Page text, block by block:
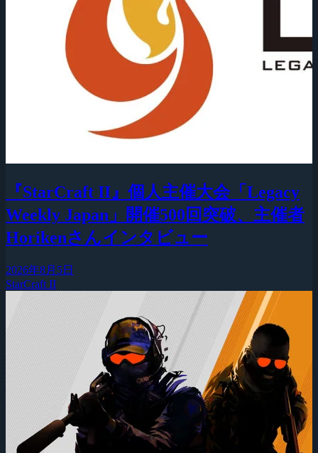
『StarCraft II』個人主催大会「Legacy
Weekly Japan」開催500回突破、主催者
Horikenさんインタビュー
2026年8月5日
StarCraft II